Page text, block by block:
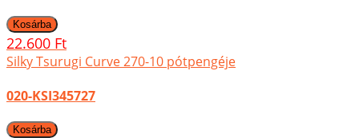
22.600 Ft
Silky Tsurugi Curve 270-10 pótpengéje
020-KSI345727